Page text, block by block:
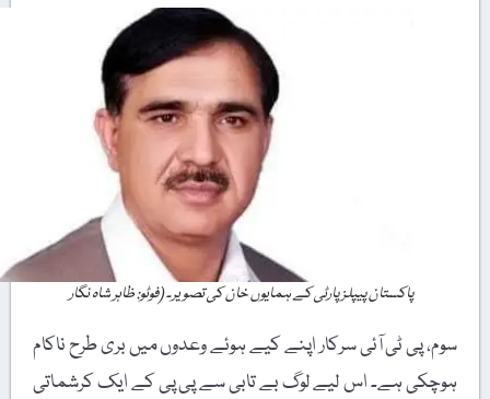
پاکستان پیپلز پارٹی کے ہمایوں خان کی تصویر۔ (فوٹو: ظاہر شاہ نگار
سوم، پی ٹی آئی سرکار اپنے کیے ہوئے وعدوں میں بری طرح ناکام
ہوچکی ہے۔ اس لیے لوگ بے تابی سے پی پی کے ایک کرشماتی